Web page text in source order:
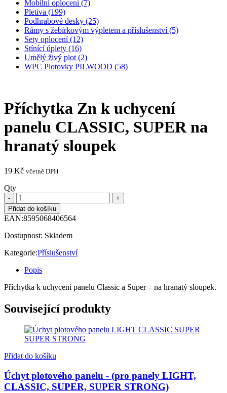
Mobilní oplocení (7)
Pletiva (199)
Podhrabové desky (25)
Rámy s žebírkovým výpletem a příslušenství (5)
Sety oplocení (12)
Stínící úplety (16)
Umělý živý plot (2)
WPC Plotovky PILWOOD (58)
Příchytka Zn k uchycení
panelu CLASSIC, SUPER na
hranatý sloupek
19 Kč včetně DPH
Qty
Přidat do košíku
EAN:8595068406564
Dostupnost: Skladem
Kategorie:Příslušenství
Popis
Příchytka k uchycení panelu Classic a Super – na hranatý sloupek.
Související produkty
Přidat do košíku
Úchyt plotového panelu - (pro panely LIGHT,
CLASSIC, SUPER, SUPER STRONG)